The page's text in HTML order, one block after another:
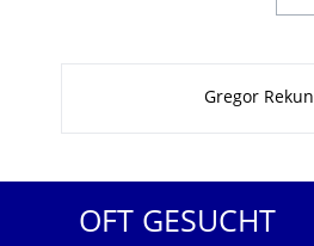
Gregor Rekun
OFT GESUCHT